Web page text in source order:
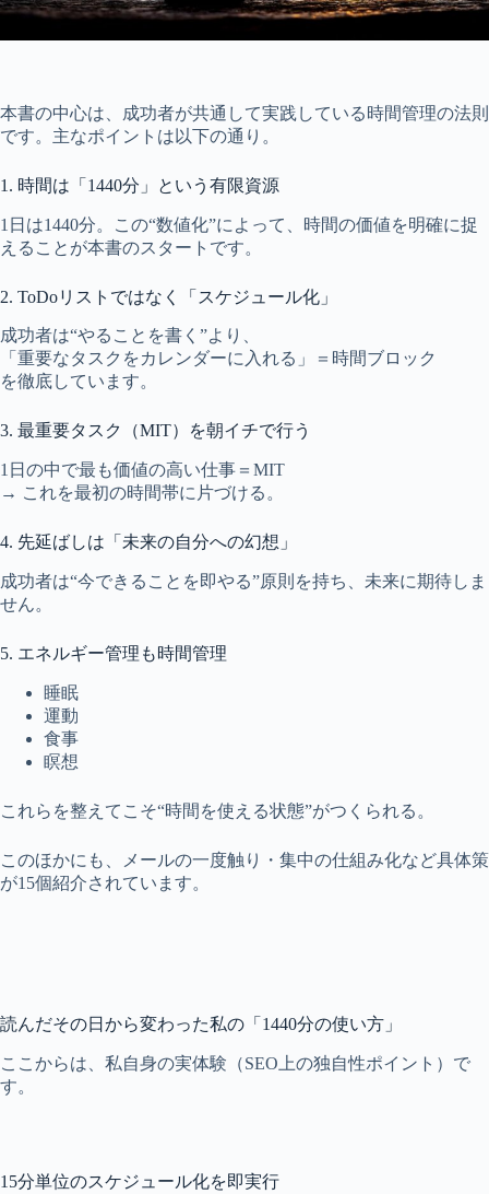
本書の中心は、成功者が共通して実践している時間管理の法則
です。主なポイントは以下の通り。
1. 時間は「1440分」という有限資源
1日は1440分。この“数値化”によって、時間の価値を明確に捉
えることが本書のスタートです。
2. ToDoリストではなく「スケジュール化」
成功者は“やることを書く”より、
「重要なタスクをカレンダーに入れる」＝時間ブロック
を徹底しています。
3. 最重要タスク（MIT）を朝イチで行う
1日の中で最も価値の高い仕事＝MIT
→ これを最初の時間帯に片づける。
4. 先延ばしは「未来の自分への幻想」
成功者は“今できることを即やる”原則を持ち、未来に期待しま
せん。
5. エネルギー管理も時間管理
睡眠
運動
食事
瞑想
これらを整えてこそ“時間を使える状態”がつくられる。
このほかにも、メールの一度触り・集中の仕組み化など具体策
が15個紹介されています。
読んだその日から変わった私の「1440分の使い方」
ここからは、私自身の実体験（SEO上の独自性ポイント）で
す。
15分単位のスケジュール化を即実行